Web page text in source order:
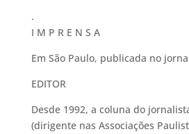
.
I M P R E N S A
Em São Paulo, publicada no
EDITOR
Desde 1992, a coluna do
(dirigente nas Associações